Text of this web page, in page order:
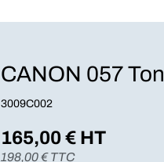
CANON 057
3009C002
165,00€ HT
198,00€ TTC